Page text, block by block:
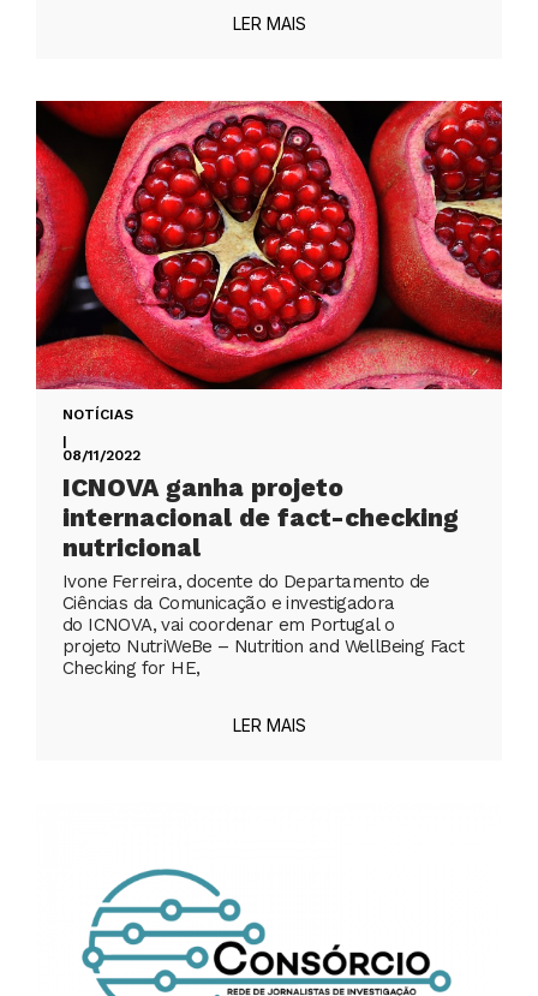
LER MAIS
NOTÍCIAS
|
08/11/2022
ICNOVA ganha projeto
internacional de fact-checking
nutricional
Ivone Ferreira, docente do Departamento de
Ciências da Comunicação e investigadora
do ICNOVA, vai coordenar em Portugal o
projeto NutriWeBe – Nutrition and WellBeing Fact
Checking for HE,
LER MAIS